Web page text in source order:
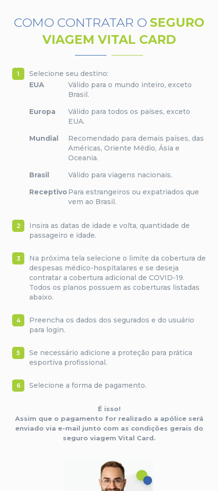
COMO CONTRATAR O SEGURO
VIAGEM VITAL CARD
1
Selecione seu destino:
EUA
Válido para o mundo inteiro, exceto
Brasil.
Europa
Válido para todos os países, exceto
EUA.
Mundial
Recomendado para demais países, das
Américas, Oriente Médio, Ásia e
Oceania.
Brasil
Válido para viagens nacionais.
Receptivo Para estrangeiros ou expatriados que
vem ao Brasil.
2
Insira as datas de idade e volta, quantidade de
passageiro e idade.
3
Na próxima tela selecione o limite da cobertura de
despesas médico-hospitalares e se deseja
contratar a cobertura adicional de COVID-19.
Todos os planos possuem as coberturas listadas
abaixo.
4
Preencha os dados dos segurados e do usuário
para login.
5
Se necessário adicione a proteção para prática
esportiva profissional.
6 Selecione a forma de pagamento.
É isso!
Assim que o pagamento for realizado a apólice será
enviado via e-mail junto com as condições gerais do
seguro viagem Vital Card.